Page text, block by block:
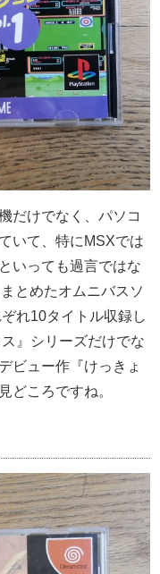
だけでなく、パソコ
いて、特にMSXでは
いっても過言ではな
とめたオムニバスソ
れ10タイトル収録し
』シリーズだけでな
ビュー作『けっきょ
どころですね。